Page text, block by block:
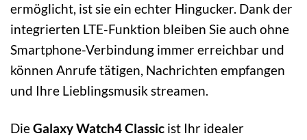
ermöglicht, ist sie ein echter Hingucker. Dank der
integrierten LTE-Funktion bleiben Sie auch ohne
Smartphone-Verbindung immer erreichbar und
können Anrufe tätigen, Nachrichten empfangen
und Ihre Lieblingsmusik streamen.
DieGalaxy Watch4 Classic ist Ihr idealer